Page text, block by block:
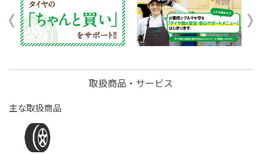
取扱商品・サービス
主な取扱商品